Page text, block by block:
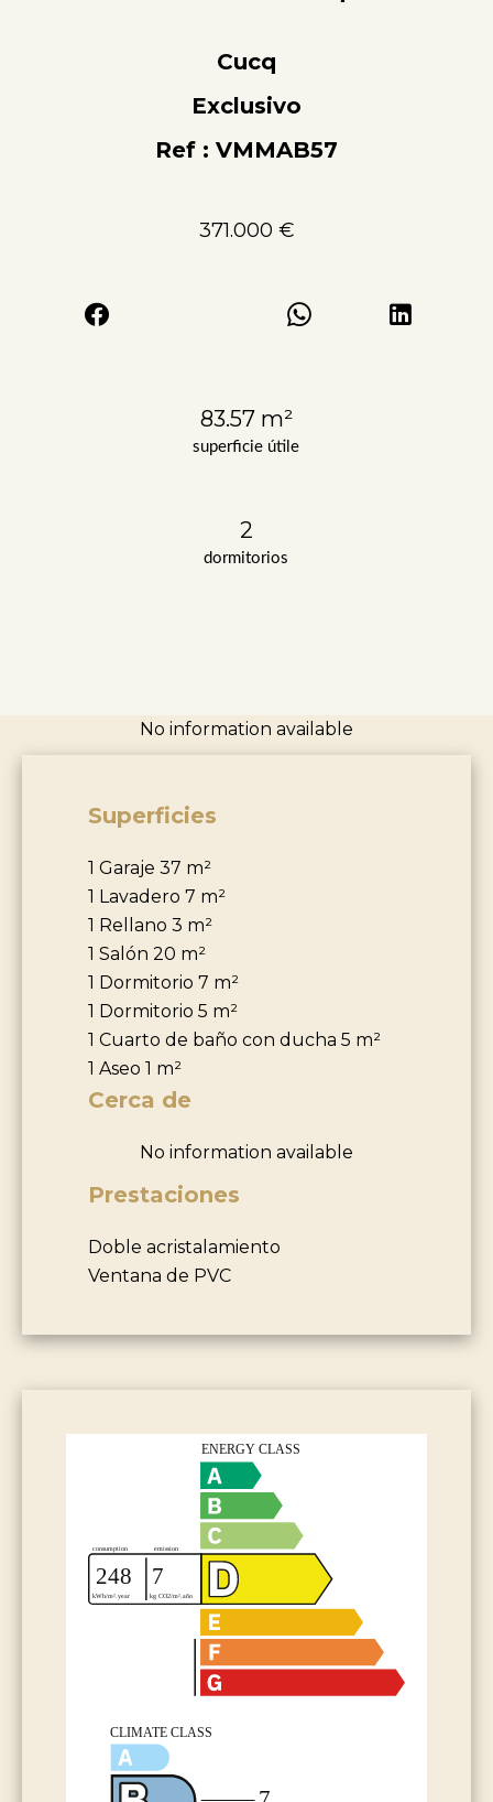
superficie útile
83.57 m²
dormitorios
2
Cucq
Exclusivo
Ref : VMMAB57
371.000 €
No information available
Superficies
1 Garaje 37 m²
1 Lavadero 7 m²
1 Rellano 3 m²
1 Salón 20 m²
1 Dormitorio 7 m²
1 Dormitorio 5 m²
1 Cuarto de baño con ducha 5 m²
1 Aseo 1 m²
Cerca de
No information available
Prestaciones
Doble acristalamiento
Ventana de PVC